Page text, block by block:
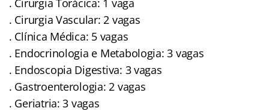
. Cirurgia Torácica: 1 vaga
. Cirurgia Vascular: 2 vagas
. Clínica Médica: 5 vagas
. Endocrinologia e Metabologia: 3 vagas
. Endoscopia Digestiva: 3 vagas
. Gastroenterologia: 2 vagas
. Geriatria: 3 vagas